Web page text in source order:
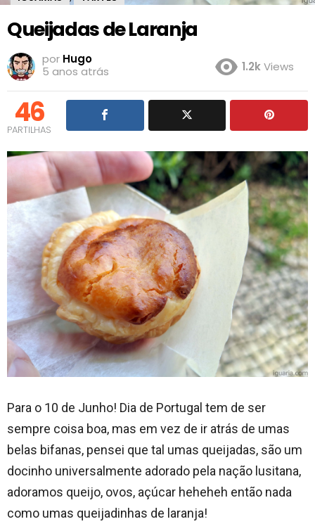
Queijadas de Laranja
por Hugo
5 anos atrás
1.2kViews
46
PARTILHAS
Para o 10 de Junho! Dia de Portugal tem de ser
sempre coisa boa, mas em vez de ir atrás de umas
belas bifanas, pensei que tal umas queijadas, são um
docinho universalmente adorado pela nação lusitana,
adoramos queijo, ovos, açúcar heheheh então nada
como umas queijadinhas de laranja!